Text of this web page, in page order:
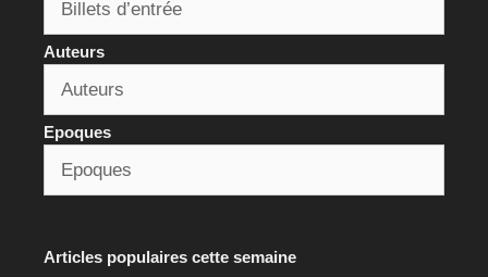
Auteurs
Epoques
Articles populaires cette semaine